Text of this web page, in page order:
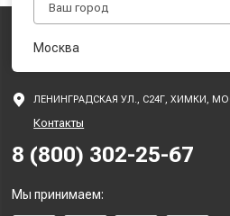
Москва
ЛЕНИНГРАДСКАЯ УЛ., С24Г, ХИМКИ,
Контакты
8 (800) 302-25-67
Мы принимаем: